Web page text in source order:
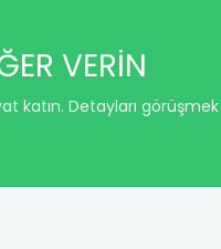
VERİN
katın. Detayları